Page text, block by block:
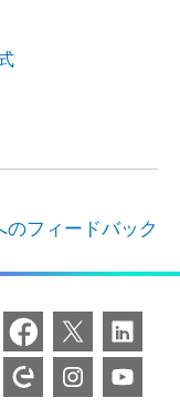
のフィードバック